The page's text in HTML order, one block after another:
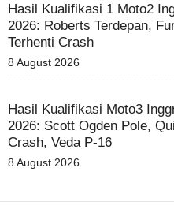
Hasil Kualifikasi 1 Moto2
2026: Roberts Terdepan,
Terhenti Crash
8 August 2026
Hasil Kualifikasi Moto3
2026: Scott Ogden Pole,
Crash, Veda P-16
8 August 2026